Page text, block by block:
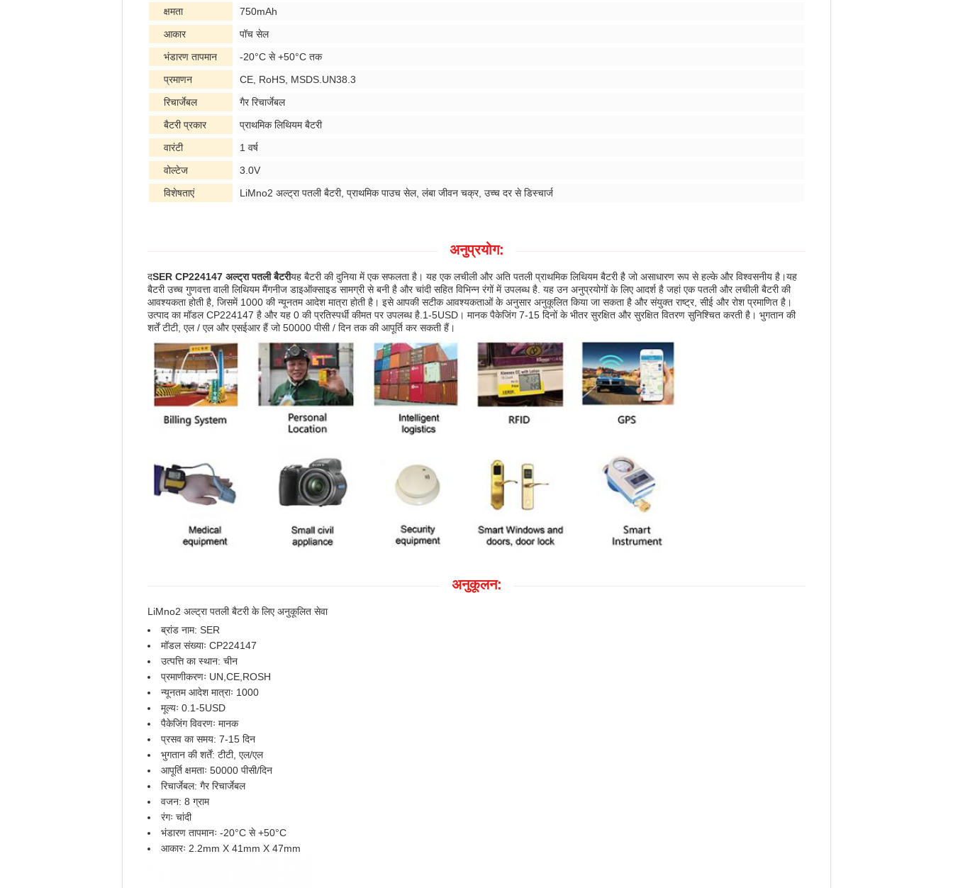
क्षमता
750mAh
आकार
पॉच सेल
भंडारण तापमान
-20°C से +50°C तक
प्रमाणन
CE, RoHS, MSDS.UN38.3
रिचार्जेबल
गैर रिचार्जेबल
बैटरी प्रकार
प्राथमिक लिथियम बैटरी
वारंटी
1 वर्ष
वोल्टेज
3.0V
विशेषताएं
LiMno2 अल्ट्रा पतली बैटरी, प्राथमिक पाउच सेल, लंबा जीवन चक्र, उच्च दर से डिस्चार्ज
अनुप्रयोग:
दSER CP224147 अल्ट्रा पतली बैटरीयह बैटरी की दुनिया में एक सफलता है। यह एक लचीली और अति पतली प्राथमिक लिथियम बैटरी है जो असाधारण रूप से हल्के और विश्वसनीय है।यह
बैटरी उच्च गुणवत्ता वाली लिथियम मैंगनीज डाइऑक्साइड सामग्री से बनी है और चांदी सहित विभिन्न रंगों में उपलब्ध है. यह उन अनुप्रयोगों के लिए आदर्श है जहां एक पतली और लचीली बैटरी की
आवश्यकता होती है, जिसमें 1000 की न्यूनतम आदेश मात्रा होती है। इसे आपकी सटीक आवश्यकताओं के अनुसार अनुकूलित किया जा सकता है और संयुक्त राष्ट्र, सीई और रोश प्रमाणित है।
उत्पाद का मॉडल CP224147 है और यह 0 की प्रतिस्पर्धी कीमत पर उपलब्ध है.1-5USD। मानक पैकेजिंग 7-15 दिनों के भीतर सुरक्षित और सुरक्षित वितरण सुनिश्चित करती है। भुगतान की
शर्तें टीटी, एल / एल और एसईआर हैं जो 50000 पीसी / दिन तक की आपूर्ति कर सकती हैं।
अनुकूलन:
LiMno2 अल्ट्रा पतली बैटरी के लिए अनुकूलित सेवा
ब्रांड नाम: SER
मॉडल संख्याः CP224147
उत्पत्ति का स्थान: चीन
प्रमाणीकरणः UN,CE,ROSH
न्यूनतम आदेश मात्राः 1000
मूल्यः 0.1-5USD
पैकेजिंग विवरणः मानक
प्रसव का समय: 7-15 दिन
भुगतान की शर्तें: टीटी, एल/एल
आपूर्ति क्षमताः 50000 पीसी/दिन
रिचार्जेबल: गैर रिचार्जेबल
वजन: 8 ग्राम
रंगः चांदी
भंडारण तापमानः -20°C से +50°C
आकारः 2.2mm X 41mm X 47mm